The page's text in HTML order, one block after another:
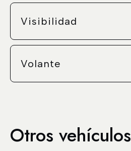
Visibilidad
Volante
Otros vehículos